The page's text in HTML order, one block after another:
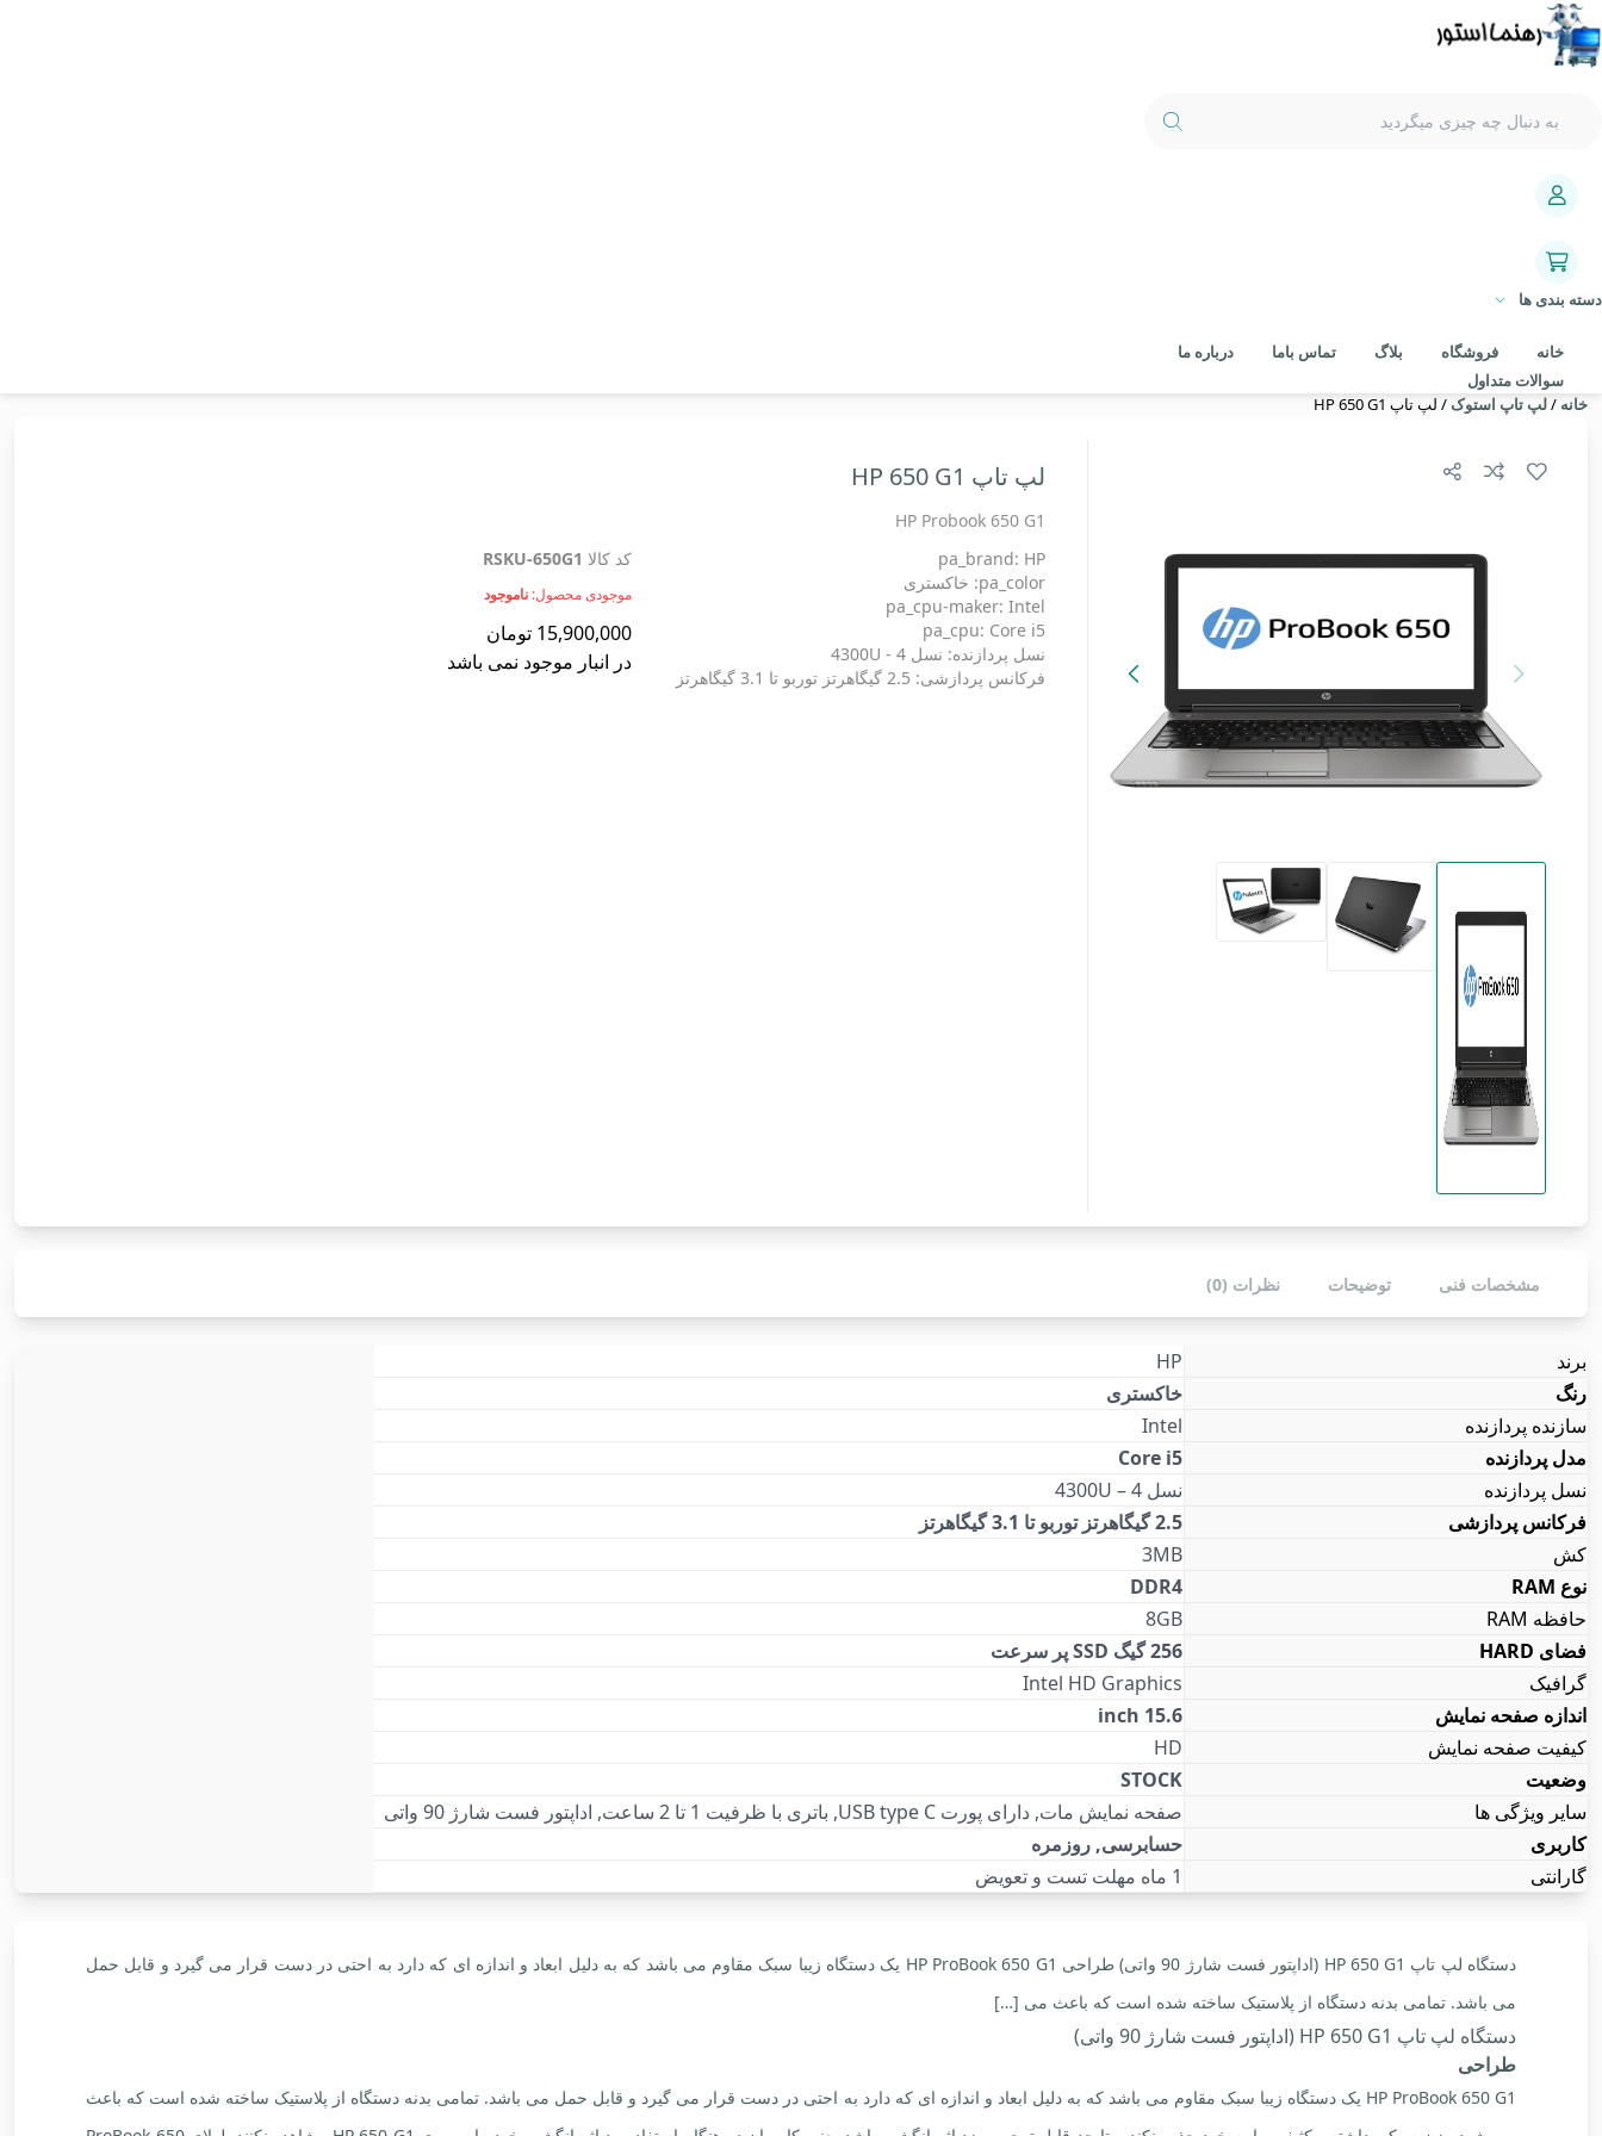
دسته بندی ها
خانه فروشگاه بلاگ تماس باما
درباره ما
سوالات متداول
خانه /لپ تاپ استوک / لپ تاپ HP 650 G1
لپ تاپ HP 650 G1
HP Probook 650 G1
pa_brand: HP
pa_color: خاکستری
pa_cpu-maker: Intel
pa_cpu: Core i5
نسل پردازنده: نسل 4 - 4300U
فرکانس پردازشی: 2.5 گیگاهرتز توربو تا 3.1 گیگاهرتز
کد کالا RSKU-650G1
موجودی محصول:ناموجود
15,900,000 تومان
در انبار موجود نمی باشد
مشخصات فنی توضیحات نظرات (0)
برند
HP
رنگ
خاکستری
سازنده پردازنده
Intel
مدل پردازنده
Core i5
نسل پردازنده
نسل 4 – 4300U
فرکانس پردازشی
2.5 گیگاهرتز توربو تا 3.1 گیگاهرتز
کش
3MB
نوع RAM
DDR4
حافظه RAM
8GB
فضای HARD
256 گیگ SSD پر سرعت
گرافیک
Intel HD Graphics
اندازه صفحه نمایش
15.6 inch
کیفیت صفحه نمایش
HD
وضعیت
STOCK
سایر ویژگی ها
صفحه نمایش مات, دارای پورت USB type C, باتری با ظرفیت 1 تا 2 ساعت, اداپتور فست شارژ 90 واتی
کاربری
حسابرسی, روزمره
گارانتی
1 ماه مهلت تست و تعویض
دستگاه لپ تاپ HP 650 G1 (اداپتور فست شارژ 90 واتی) طراحی HP ProBook 650 G1 یک دستگاه زیبا سبک مقاوم می باشد که به دلیل ابعاد و اندازه ای که دارد به احتی در دست قرار می گیرد و قابل حمل
می باشد. تمامی بدنه دستگاه از پلاستیک ساخته شده است که باعث می […]
دستگاه لپ تاپ HP 650 G1 (اداپتور فست شارژ 90 واتی)
طراحی
HP ProBook 650 G1 یک دستگاه زیبا سبک مقاوم می باشد که به دلیل ابعاد و اندازه ای که دارد به احتی در دست قرار می گیرد و قابل حمل می باشد. تمامی بدنه دستگاه از پلاستیک ساخته شده است که باعث